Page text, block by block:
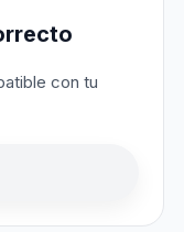
con tu